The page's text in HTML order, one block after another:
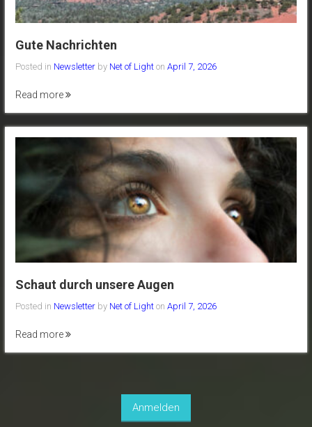
Gute Nachrichten
Posted in Newsletter by Net of Light on April 7, 2026
Read more
Schaut durch unsere Augen
Posted in Newsletter by Net of Light on April 7, 2026
Read more
Anmelden